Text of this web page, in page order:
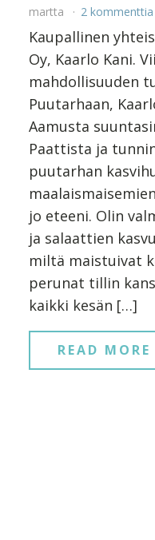
martta 2 kommenttia
Kaupallinen
Oy, Kaarlo Kani.
mahdollisuuden
Puutarhaan,
Aamusta
Paattista ja
puutarhan
jo eteeni. Olin
ja salaattien
miltä maistuivat
perunat tillin
kaikki kesän […]
READ MORE